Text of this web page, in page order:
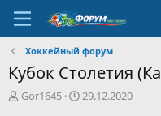
Хоккейный форум
Кубок Столетия
А
Gor1645
Д
29.12.2020